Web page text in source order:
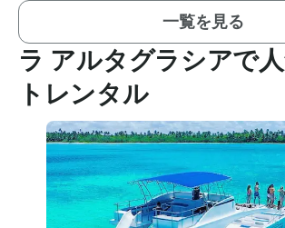
一覧を見る
ラ アルタグラシアで
トレンタル